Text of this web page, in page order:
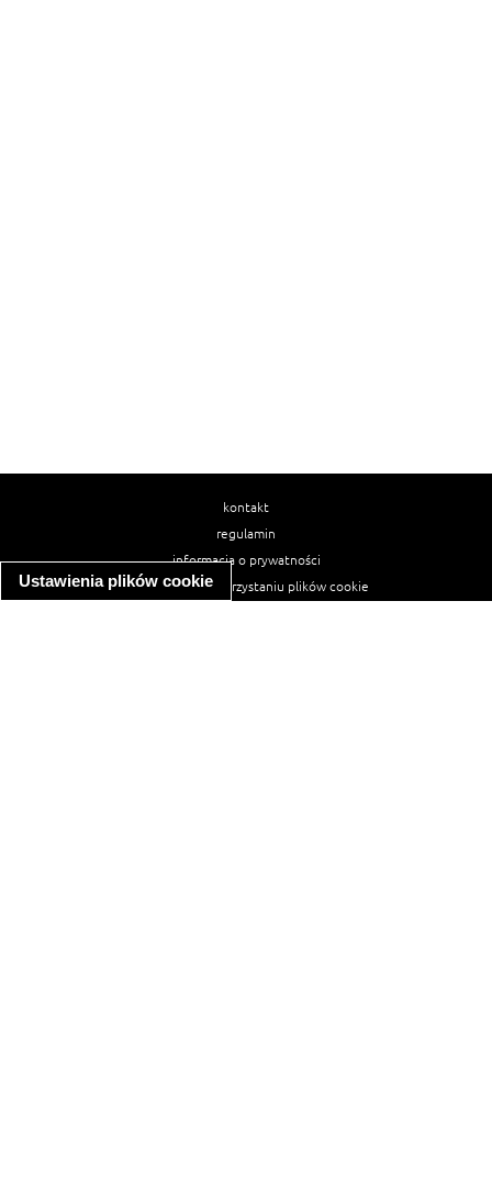
Ustawienia plików cookie
kontakt
regulamin
informacja o prywatności
informacja o wykorzystaniu plików cookie